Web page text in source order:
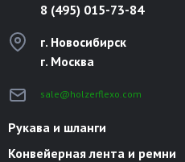
8 (495) 015-73-84
г. Новосибирск
г. Москва
sale@holzerflexo.com
Рукава и шланги
Конвейерная лента и ремни